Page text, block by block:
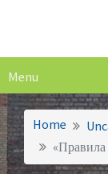
Menu
Home